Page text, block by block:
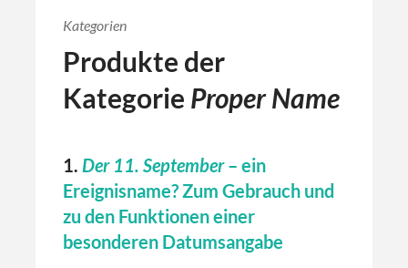
Kategorien
Produkte der
Kategorie Proper Name
1. Der 11. September– ein
Ereignisname? Zum Gebrauch und
zu den Funktionen einer
besonderen Datumsangabe